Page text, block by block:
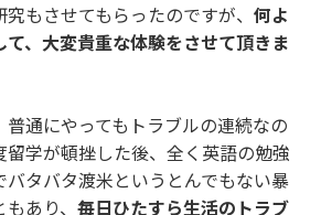
もさせてもらったのですが、 何よ
て、大変貴重な体験をさせて頂きま
通にやってもトラブルの連続なの
留学が頓挫した後、全く英語の勉強
バタバタ渡米というとんでもない暴
あり、 毎日ひたすら生活のトラブ